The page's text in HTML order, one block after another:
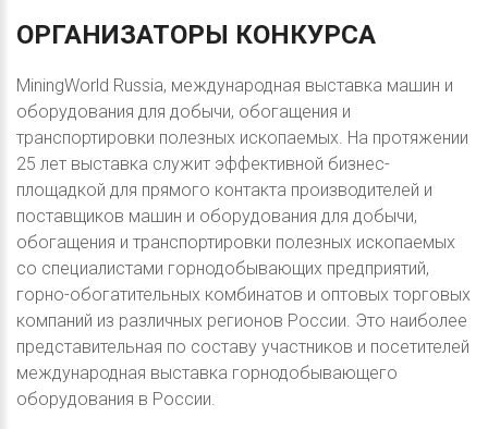
ОРГАНИЗАТОРЫ КОНКУРСА
MiningWorld Russia, международная выставка машин и
оборудования для добычи, обогащения и
транспортировки полезных ископаемых. На протяжении
25 лет выставка служит эффективной бизнес-
площадкой для прямого контакта производителей и
поставщиков машин и оборудования для добычи,
обогащения и транспортировки полезных ископаемых
со специалистами горнодобывающих предприятий,
горно-обогатительных комбинатов и оптовых торговых
компаний из различных регионов России. Это наиболее
представительная по составу участников и посетителей
международная выставка горнодобывающего
оборудования в России.